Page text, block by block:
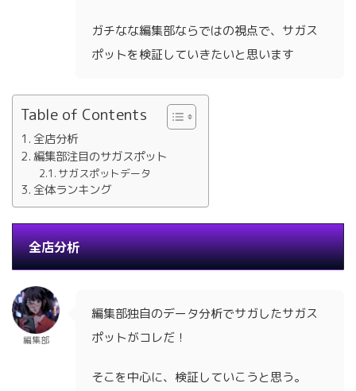
ガチなな編集部ならではの視点で、サガス
ポットを検証していきたいと思います
Table of Contents
全店分析
編集部注目のサガスポット
サガスポットデータ
全体ランキング
全店分析
編集部
編集部独自のデータ分析でサガしたサガス
ポットがコレだ！
そこを中心に、検証していこうと思う。